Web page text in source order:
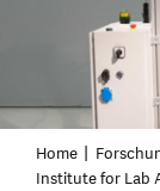
Home
Institute for Lab